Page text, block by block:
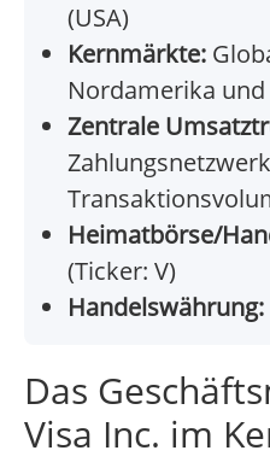
(USA)
Kernmärkte:
Nordamerika und
Zentrale
Heimatbörse/
(Ticker: V)
Handelswährung:
Das
Visa Inc. im